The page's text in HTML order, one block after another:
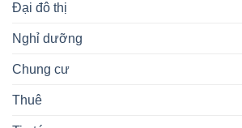
Đại đô thị
Nghỉ dưỡng
Chung cư
Thuê